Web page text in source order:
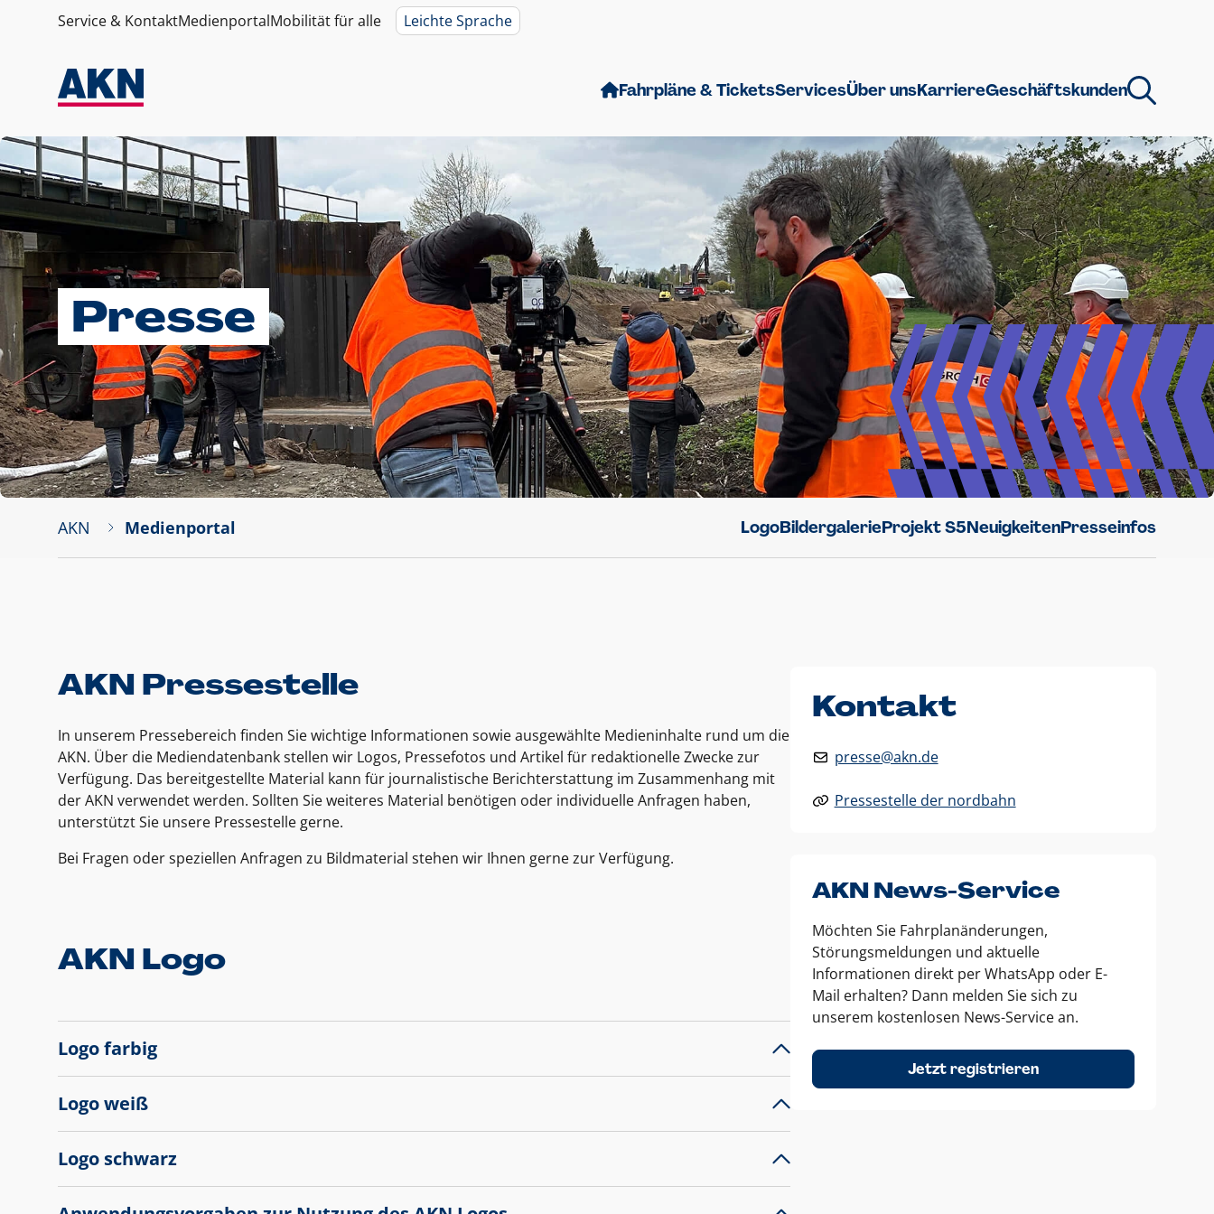
Service & KontaktMedienportalMobilität für alle Leichte Sprache
Fahrpläne & TicketsServicesÜber unsKarriereGeschäftskunden
Presse
AKN Medienportal LogoBildergalerieProjekt S5NeuigkeitenPresseinfos
AKN Pressestelle
In unserem Pressebereich finden Sie wichtige Informationen sowie ausgewählte Medieninhalte rund um die
AKN. Über die Mediendatenbank stellen wir Logos, Pressefotos und Artikel für redaktionelle Zwecke zur
Verfügung. Das bereitgestellte Material kann für journalistische Berichterstattung im Zusammenhang mit
der AKN verwendet werden. Sollten Sie weiteres Material benötigen oder individuelle Anfragen haben,
unterstützt Sie unsere Pressestelle gerne.
Bei Fragen oder speziellen Anfragen zu Bildmaterial stehen wir Ihnen gerne zur Verfügung.
AKN Logo
Logo farbig
Logo weiß
Logo schwarz
Kontakt
presse@akn.de
Pressestelle der nordbahn
AKN News-Service
Möchten Sie Fahrplanänderungen,
Störungsmeldungen und aktuelle
Informationen direkt per WhatsApp oder E-
Mail erhalten? Dann melden Sie sich zu
unserem kostenlosen News-Service an.
Jetzt registrieren